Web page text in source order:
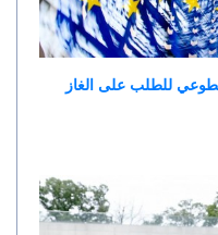
للطلب على الغاز